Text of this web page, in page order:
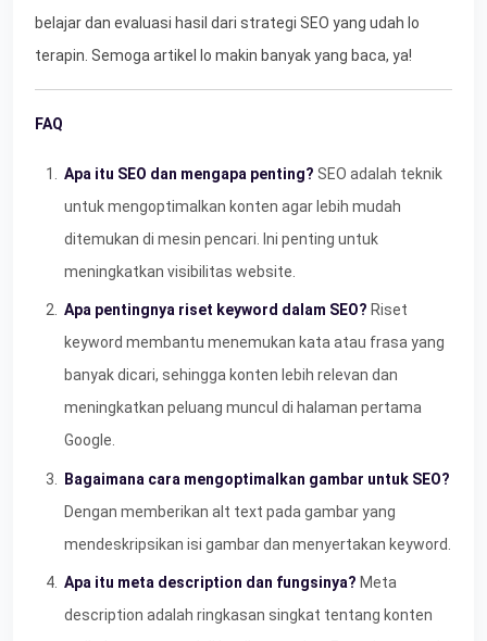
belajar dan evaluasi hasil dari strategi SEO yang udah lo
terapin. Semoga artikel lo makin banyak yang baca, ya!
FAQ
Apa itu SEO dan mengapa penting? SEO adalah teknik
untuk mengoptimalkan konten agar lebih mudah
ditemukan di mesin pencari. Ini penting untuk
meningkatkan visibilitas website.
Apa pentingnya riset keyword dalam SEO? Riset
keyword membantu menemukan kata atau frasa yang
banyak dicari, sehingga konten lebih relevan dan
meningkatkan peluang muncul di halaman pertama
Google.
Bagaimana cara mengoptimalkan gambar untuk SEO?
Dengan memberikan alt text pada gambar yang
mendeskripsikan isi gambar dan menyertakan keyword.
Apa itu meta description dan fungsinya? Meta
description adalah ringkasan singkat tentang konten